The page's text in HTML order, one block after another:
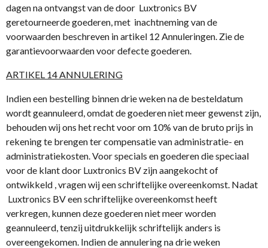
dagen na ontvangst van de door Luxtronics BV
geretourneerde goederen, met inachtneming van de
voorwaarden beschreven in artikel 12 Annuleringen. Zie de
garantievoorwaarden voor defecte goederen.
ARTIKEL 14 ANNULERING
Indien een bestelling binnen drie weken na de besteldatum
wordt geannuleerd, omdat de goederen niet meer gewenst zijn,
behouden wij ons het recht voor om 10% van de bruto prijs in
rekening te brengen ter compensatie van administratie- en
administratiekosten. Voor specials en goederen die speciaal
voor de klant door Luxtronics BV zijn aangekocht of
ontwikkeld , vragen wij een schriftelijke overeenkomst. Nadat
Luxtronics BV een schriftelijke overeenkomst heeft
verkregen, kunnen deze goederen niet meer worden
geannuleerd, tenzij uitdrukkelijk schriftelijk anders is
overeengekomen. Indien de annulering na drie weken